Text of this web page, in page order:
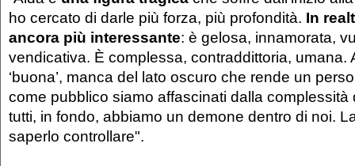
ho cercato di darle più forza, più profondità. In
ancora più interessante: è gelosa, innamorata,
vendicativa. È complessa, contraddittoria, umana.
‘buona’, manca del lato oscuro che rende un
come pubblico siamo affascinati dalla complessità
tutti, in fondo, abbiamo un demone dentro di noi.
saperlo controllare".